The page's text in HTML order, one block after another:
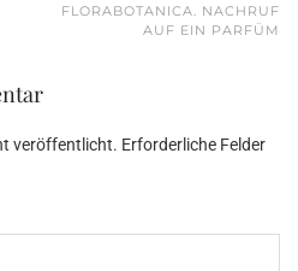
FLORABOTANICA. NACHRUF
AUF EIN PARFÜM
veröffentlicht. Erforderliche Felder